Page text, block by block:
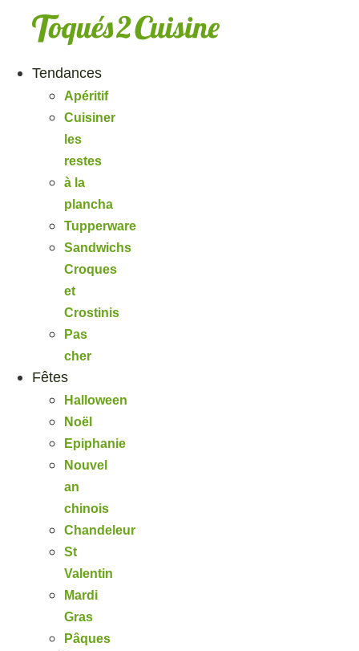
Tendances
Apéritif
Cuisiner
les
restes
à la
plancha
Tupperware
Sandwichs
Croques
et
Crostinis
Pas
cher
Fêtes
Halloween
Noël
Epiphanie
Nouvel
an
chinois
Chandeleur
St
Valentin
Mardi
Gras
Pâques